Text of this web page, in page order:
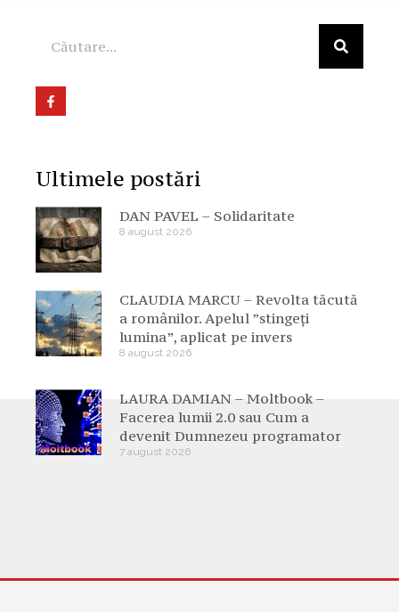
Ultimele postări
DAN PAVEL – Solidaritate
8 august 2026
CLAUDIA MARCU – Revolta tăcută
a românilor. Apelul ”stingeți
lumina”, aplicat pe invers
8 august 2026
LAURA DAMIAN – Moltbook –
Facerea lumii 2.0 sau Cum a
devenit Dumnezeu programator
7 august 2026